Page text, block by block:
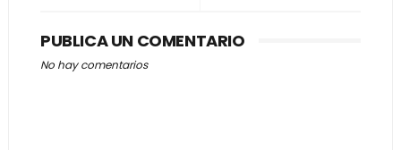
PUBLICA UN COMENTARIO
No hay comentarios